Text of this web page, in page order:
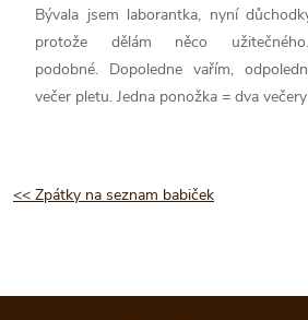
Bývala jsem laborantka, nyní
protože dělám něco
podobné. Dopoledne vařím,
večer pletu. Jedna ponožka = dva
<< Zpátky na seznam babiček